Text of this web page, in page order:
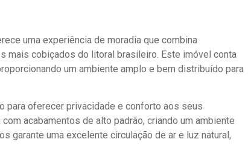
uma experiência de moradia que combina
mais cobiçados do litoral brasileiro. Este imóvel conta
um ambiente amplo e bem distribuído para
para oferecer privacidade e conforto aos seus
acabamentos de alto padrão, criando um ambiente
garante uma excelente circulação de ar e luz natural,